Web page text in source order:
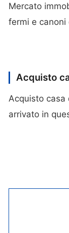
Mercato
fermi e
Acquisto
Acquisto casa
arrivato in